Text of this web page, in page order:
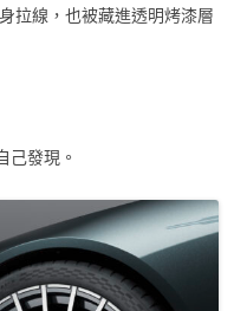
拉線，也被藏進透明烤漆層
己發現。